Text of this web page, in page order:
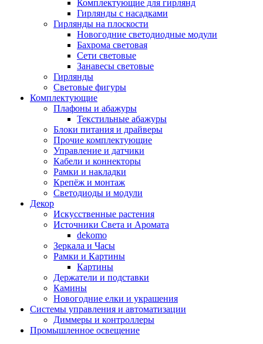
Комплектующие для гирлянд
Гирлянды с насадками
Гирлянды на плоскости
Новогодние светодиодные модули
Бахрома световая
Сети световые
Занавесы световые
Гирлянды
Световые фигуры
Комплектующие
Плафоны и абажуры
Текстильные абажуры
Блоки питания и драйверы
Прочие комплектующие
Управление и датчики
Кабели и коннекторы
Рамки и накладки
Крепёж и монтаж
Светодиоды и модули
Декор
Искусственные растения
Источники Света и Аромата
dekomo
Зеркала и Часы
Рамки и Картины
Картины
Держатели и подставки
Камины
Новогодние елки и украшения
Системы управления и автоматизации
Диммеры и контроллеры
Промышленное освещение